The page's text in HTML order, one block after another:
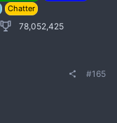
Chatter
78,052,425
#165